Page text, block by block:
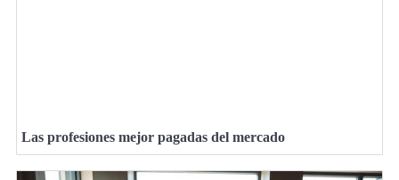
Las profesiones mejor pagadas del mercado